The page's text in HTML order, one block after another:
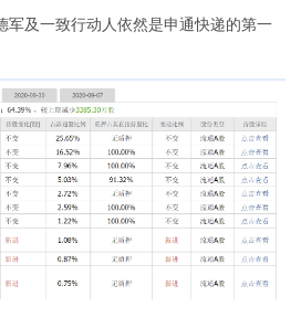
军及一致行动人依然是申通快递的第一